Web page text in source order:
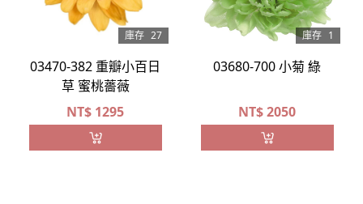
庫存 27
03470-382 重瓣小百日
草 蜜桃薔薇
NT$ 1295
庫存 1
03680-700 小菊 綠
NT$2050